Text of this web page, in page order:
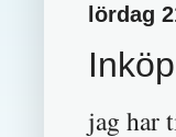
lördag
jag har